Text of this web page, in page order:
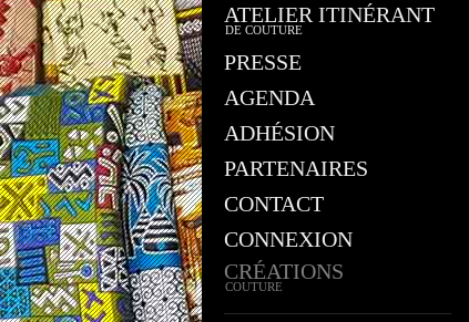
ATELIER ITINÉRANT
DE COUTURE
PRESSE
AGENDA
ADHÉSION
PARTENAIRES
CONTACT
CONNEXION
CRÉATIONS
COUTURE